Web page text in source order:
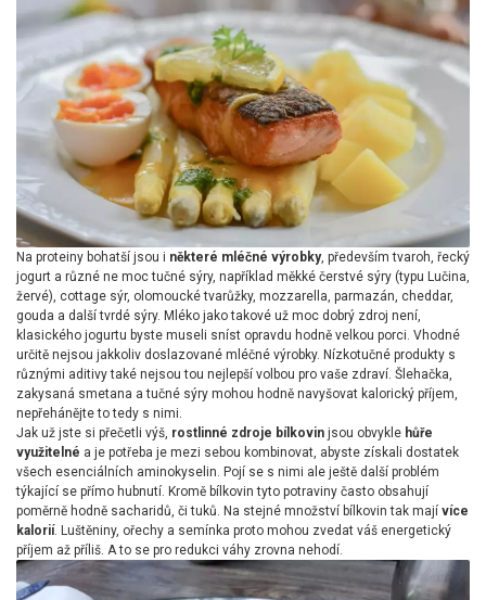
Na proteiny bohatší jsou i některé mléčné výrobky, především tvaroh, řecký
jogurt a různé ne moc tučné sýry, například měkké čerstvé sýry (typu Lučina,
žervé), cottage sýr, olomoucké tvarůžky, mozzarella, parmazán, cheddar,
gouda a další tvrdé sýry. Mléko jako takové už moc dobrý zdroj není,
klasického jogurtu byste museli sníst opravdu hodně velkou porci. Vhodné
určitě nejsou jakkoliv doslazované mléčné výrobky. Nízkotučné produkty s
různými aditivy také nejsou tou nejlepší volbou pro vaše zdraví. Šlehačka,
zakysaná smetana a tučné sýry mohou hodně navyšovat kalorický příjem,
nepřehánějte to tedy s nimi.
Jak už jste si přečetli výš, rostlinné zdroje bílkovin jsou obvykle hůře
využitelné a je potřeba je mezi sebou kombinovat, abyste získali dostatek
všech esenciálních aminokyselin. Pojí se s nimi ale ještě další problém
týkající se přímo hubnutí. Kromě bílkovin tyto potraviny často obsahují
poměrně hodně sacharidů, či tuků. Na stejné množství bílkovin tak mají více
kalorií. Luštěniny, ořechy a semínka proto mohou zvedat váš energetický
příjem až příliš. A to se pro redukci váhy zrovna nehodí.